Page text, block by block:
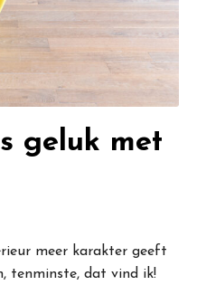
geluk met
meer karakter geeft
tenminste, dat vind ik!